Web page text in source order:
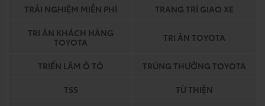
TRẢI NGHIỆM MIỄN PHÍ
TRANG TRÍ GIAO XE
TRI ÂN KHÁCH HÀNG
TOYOTA
TRI ÂN TOYOTA
TRIỂN LÃM Ô TÔ
TRÚNG THƯỞNG TOYOTA
TSS
TỪ THIỆN